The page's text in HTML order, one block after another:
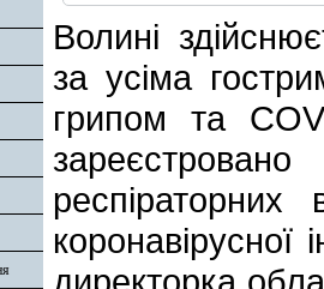
Волині
за усіма
грипом та